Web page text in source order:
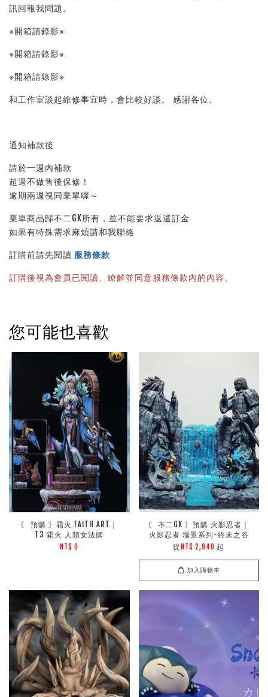
訊回報我問題。
※開箱請錄影※
※開箱請錄影※
※開箱請錄影※
和工作室談起維修事宜時，會比較好談。 感謝各位。
通知補款後
請於一週內補款
超過不做售後保修！
逾期兩週視同棄單喔～
棄單商品歸不二GK所有，並不能要求返還訂金
如果有特殊需求麻煩請和我聯絡
訂購前請先閱讀 服務條款
訂購後視為會員已閱讀、瞭解並同意服務條款內的內容。
您可能也喜歡
〘 預購 〙霜火 FAITH ART｜
T3 霜火 人類女法師
NT$ 0
〘 不二GK 〙預購 火影忍者｜
火影忍者 場景系列-終末之谷
從 NT$ 2,940 起
加入購物車